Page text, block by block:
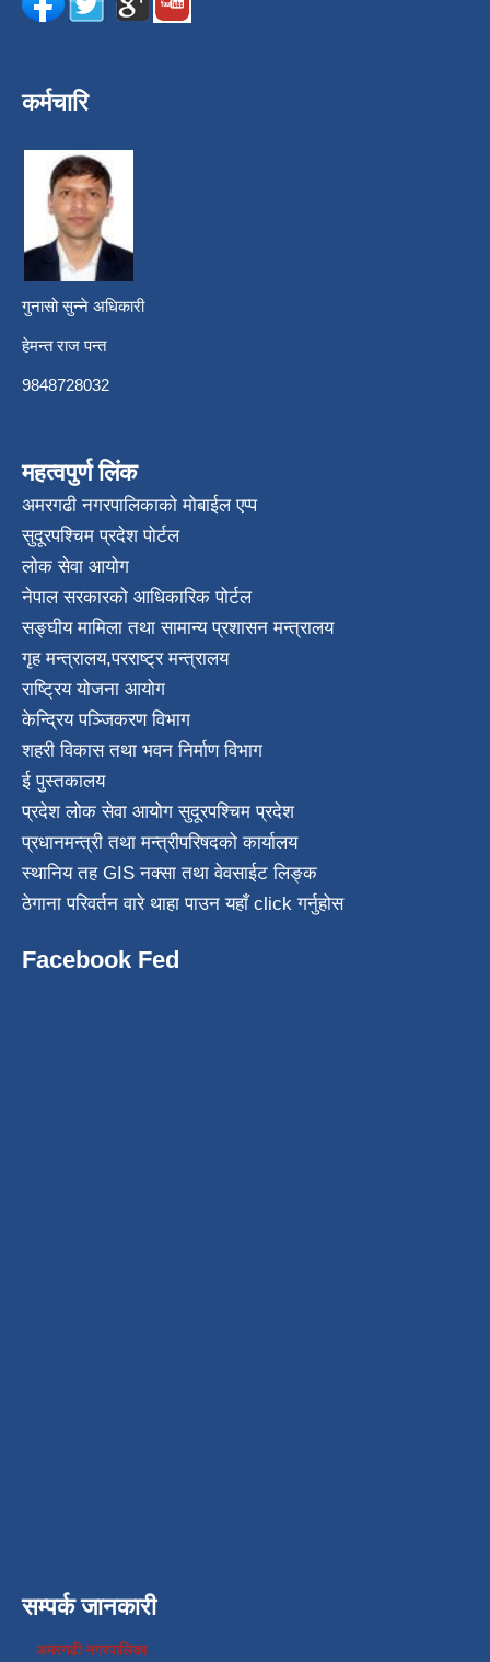
कर्मचारि
गुनासो सुन्ने अधिकारी
हेमन्त राज पन्त
9848728032
महत्वपुर्ण लिंक
अमरगढी नगरपालिकाको मोबाईल एप्प
सुदूरपश्चिम प्रदेश पोर्टल
लोक सेवा आयोग
नेपाल सरकारको आधिकारिक पोर्टल
सङ्घीय मामिला तथा सामान्य प्रशासन मन्त्रालय
गृह मन्त्रालय,परराष्ट्र मन्त्रालय
राष्ट्रिय योजना आयोग
केन्द्रिय पञ्जिकरण विभाग
शहरी विकास तथा भवन निर्माण विभाग
ई पुस्तकालय
प्रदेश लोक सेवा आयोग सुदूरपश्चिम प्रदेश
प्रधानमन्त्री तथा मन्त्रीपरिषदको कार्यालय
स्थानिय तह GIS नक्सा तथा वेवसाईट लिङ्क
ठेगाना परिवर्तन वारे थाहा पाउन यहाँ click गर्नुहोस
Facebook Fed
सम्पर्क जानकारी
अमरगढी नगरपालिका